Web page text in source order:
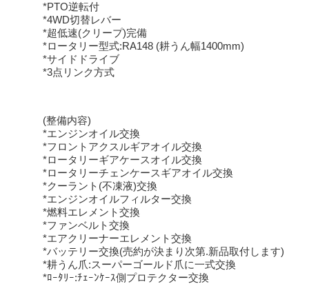
*PTO逆転付
*4WD切替レバー
*超低速(クリープ)完備
*ロータリー型式:RA148 (耕うん幅1400mm)
*サイドドライブ
*3点リンク方式
(整備内容)
*エンジンオイル交換
*フロントアクスルギアオイル交換
*ロータリーギアケースオイル交換
*ロータリーチェンケースギアオイル交換
*クーラント(不凍液)交換
*エンジンオイルフィルター交換
*燃料エレメント交換
*ファンベルト交換
*エアクリーナーエレメント交換
*バッテリー交換(売約が決まり次第.新品取付します)
*耕うん爪:スーパーゴールド爪に一式交換
*ﾛｰﾀﾘｰ:ﾁｪｰﾝｹｰｽ側プロテクター交換